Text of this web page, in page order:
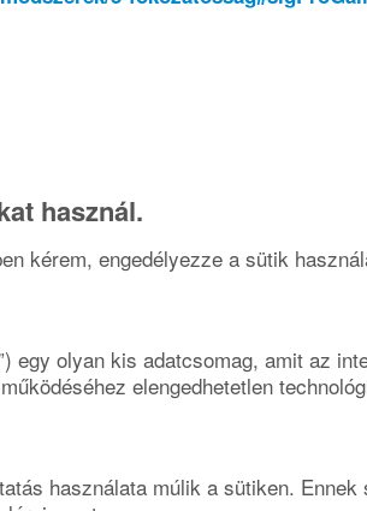
használ.
kérem, engedélyezze a sütik
egy olyan kis adatcsomag, amit az
elengedhetetlen
használata múlik a sütiken.